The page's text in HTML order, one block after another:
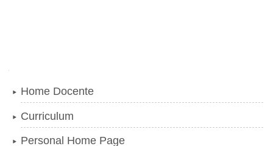
Home Docente
Curriculum
Personal Home Page